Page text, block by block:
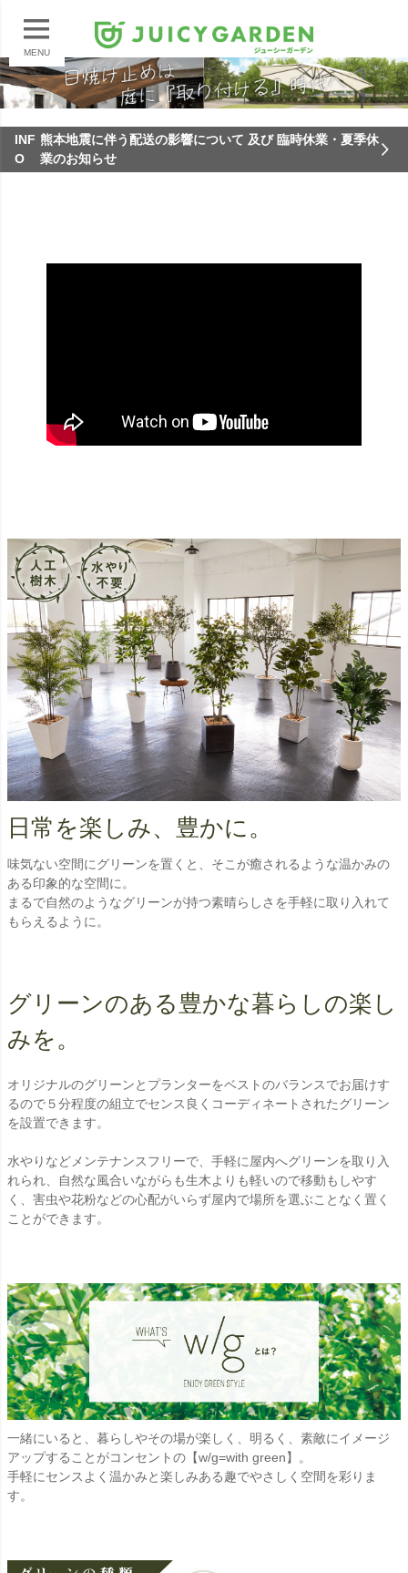
MENU
INF
O
熊本地震に伴う配送の影響について 及び 臨時休業・夏季休
業のお知らせ
日常を楽しみ、豊かに。
味気ない空間にグリーンを置くと、そこが癒されるような温かみの
ある印象的な空間に。
まるで自然のようなグリーンが持つ素晴らしさを手軽に取り入れて
もらえるように。
グリーンのある豊かな暮らしの楽し
みを。
オリジナルのグリーンとプランターをベストのバランスでお届けす
るので５分程度の組立でセンス良くコーディネートされたグリーン
を設置できます。
水やりなどメンテナンスフリーで、手軽に屋内へグリーンを取り入
れられ、自然な風合いながらも生木よりも軽いので移動もしやす
く、害虫や花粉などの心配がいらず屋内で場所を選ぶことなく置く
ことができます。
一緒にいると、暮らしやその場が楽しく、明るく、素敵にイメージ
アップすることがコンセントの【w/g=with green】。
手軽にセンスよく温かみと楽しみある趣でやさしく空間を彩りま
す。